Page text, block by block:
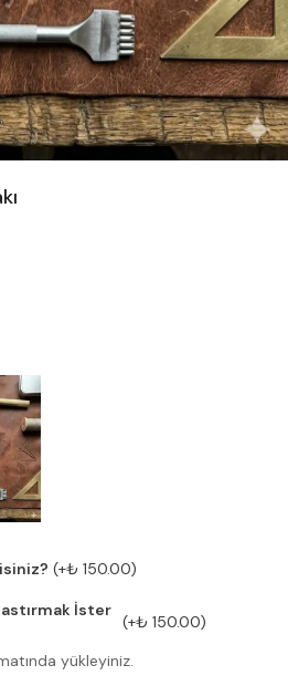
(+₺ 150.00)
İster
(+₺ 150.00)
yükleyiniz.